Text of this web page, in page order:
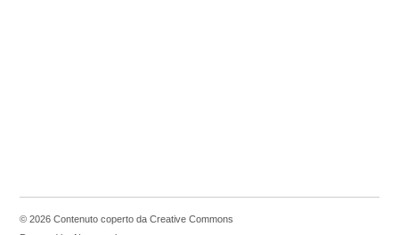
© 2026 Contenuto coperto da Creative Commons